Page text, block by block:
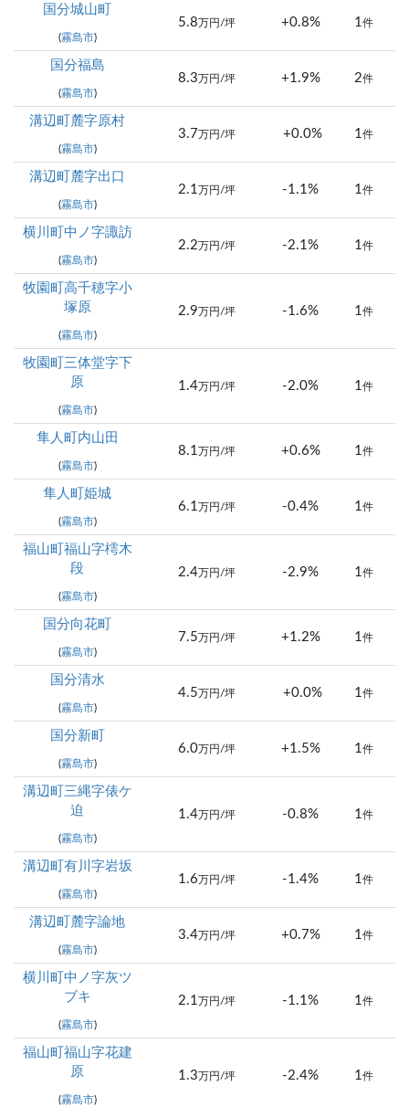
国分城山町
(霧島市)
5.8 万円/坪 +0.8% 1件
国分福島
(霧島市)
8.3 万円/坪 +1.9% 2件
溝辺町麓字原村
(霧島市)
3.7 万円/坪 +0.0% 1件
溝辺町麓字出口
(霧島市)
2.1 万円/坪 -1.1% 1件
横川町中ノ字諏訪
(霧島市)
2.2 万円/坪 -2.1% 1件
牧園町高千穂字小
塚原
(霧島市)
2.9 万円/坪 -1.6% 1件
牧園町三体堂字下
原
(霧島市)
1.4万円/坪 -2.0% 1件
隼人町内山田
(霧島市)
8.1 万円/坪 +0.6% 1件
隼人町姫城
(霧島市)
6.1 万円/坪 -0.4% 1件
福山町福山字樗木
段
(霧島市)
2.4万円/坪 -2.9% 1件
国分向花町
(霧島市)
7.5 万円/坪 +1.2% 1件
国分清水
(霧島市)
4.5 万円/坪 +0.0% 1件
国分新町
(霧島市)
6.0万円/坪 +1.5% 1件
溝辺町三縄字俵ケ
迫
(霧島市)
1.4万円/坪 -0.8% 1件
溝辺町有川字岩坂
(霧島市)
1.6 万円/坪 -1.4% 1件
溝辺町麓字論地
(霧島市)
3.4万円/坪 +0.7% 1件
横川町中ノ字灰ツ
ブキ
(霧島市)
2.1 万円/坪 -1.1% 1件
福山町福山字花建
原
(霧島市)
1.3 万円/坪 -2.4% 1件